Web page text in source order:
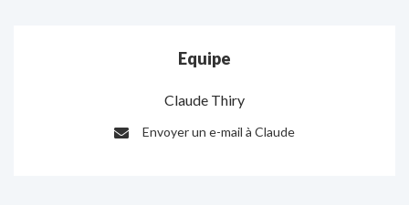
Equipe
Claude Thiry
Envoyer un e-mail à Claude